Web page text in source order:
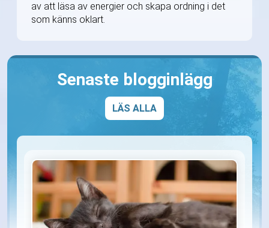
av att läsa av energier och skapa ordning i det
som känns oklart.
Senaste blogginlägg
LÄS ALLA